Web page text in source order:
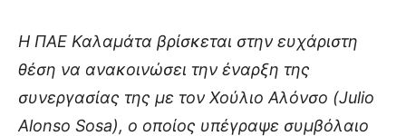
Η ΠΑΕ Καλαμάτα βρίσκεται στην ευχάριστη
θέση να ανακοινώσει την έναρξη της
συνεργασίας της με τον Χούλιο Αλόνσο (Julio
Alonso Sosa), ο οποίος υπέγραψε συμβόλαιο